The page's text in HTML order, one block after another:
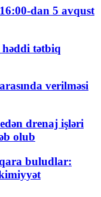
dan 5 avqust
həddi tətbiq
verilməsi
drenaj işləri
olub
buludlar: